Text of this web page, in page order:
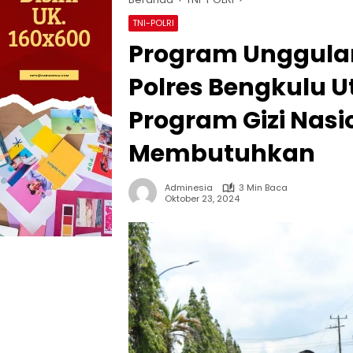
TNI-POLRI
Program
Polres Bengkulu
Program Gizi
Membutuhkan
Adminesia
3 Min Baca
Oktober 23, 2024